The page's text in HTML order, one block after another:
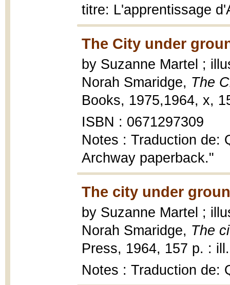
titre: L'apprentissage
The City under
by Suzanne Martel ;
Norah Smaridge, The
Books, 1975,1964, x,
ISBN : 0671297309
Notes : Traduction de:
Archway paperback."
The city under
by Suzanne Martel ;
Norah Smaridge, The
Press, 1964, 157 p. :
Notes : Traduction de: